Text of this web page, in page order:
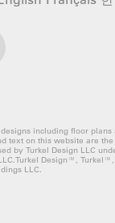
including floor plans
text on this website are
by Turkel Design LLC
Design™,
LLC.